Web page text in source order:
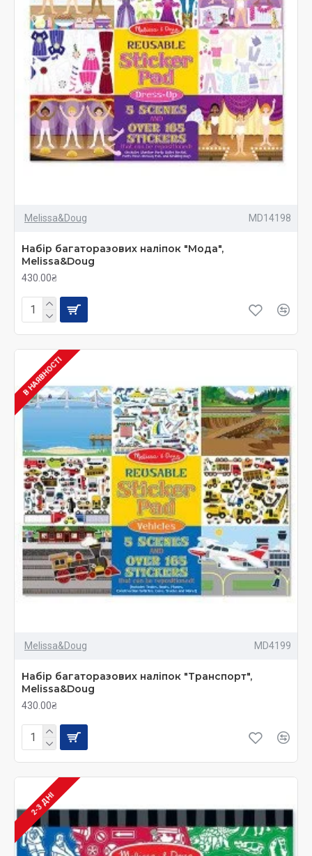
Melissa&Doug MD14198
Набір багаторазових наліпок "Мода",
Melissa&Doug
430.00₴
В НАЯВНОСТІ
Melissa&Doug MD4199
Набір багаторазових наліпок "Транспорт",
Melissa&Doug
430.00₴
2-3 ДНІ